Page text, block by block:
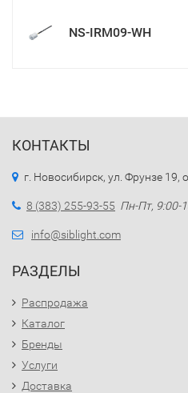
NS-IRM09-WH
КОНТАКТЫ
г. Новосибирск, ул. Фрунзе 19,
8 (383) 255-93-55 Пн-Пт, 9:00-
info@siblight.com
РАЗДЕЛЫ
Распродажа
Каталог
Бренды
Услуги
Доставка